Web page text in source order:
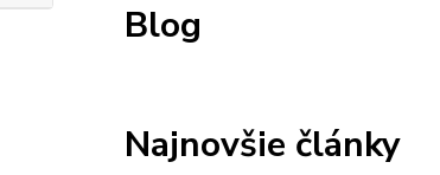
Blog
Najnovšie články